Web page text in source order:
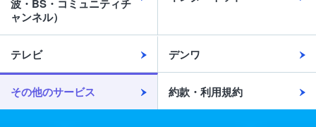
波・BS・コミュニティチ
ャンネル）
テレビ デンワ
その他のサービス 約款・利用規約